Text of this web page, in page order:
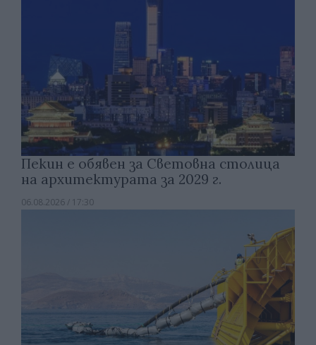
Пекин е обявен за Световна столица
на архитектурата за 2029 г.
06.08.2026 / 17:30